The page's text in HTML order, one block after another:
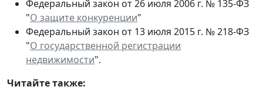
Федеральный закон от 26 июля 2006 г. № 135-ФЗ
"О защите конкуренции"
Федеральный закон от 13 июля 2015 г. № 218-ФЗ
"О государственной регистрации
недвижимости".
Читайте также: